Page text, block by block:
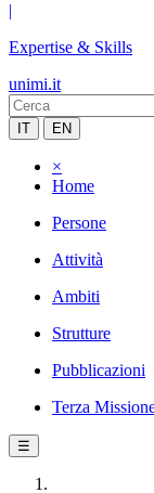
|
Expertise & Skills
unimi.it
IT EN
×
Home
Persone
Attività
Ambiti
Strutture
Pubblicazioni
Terza
☰